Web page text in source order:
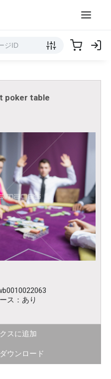
poker table
ス：あり
スに追加
ウンロード